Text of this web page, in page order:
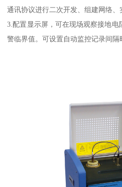
通讯协议进行二次开发、组建网络、
3.配置显示屏，可在现场观察接地
警临界值。可设置自动监控记录间隔